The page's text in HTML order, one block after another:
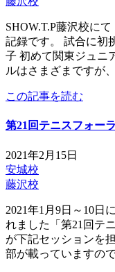
SHOW.T.P藤沢校に
記録です。 試合に初
子 初めて関東ジュニ
ルはさまざまですが
この記事を読む
第21回テニスフォー
2021年2月15日
安城校
藤沢校
2021年1月9日～10日
れました「第21回テ
が下記セッションを
部が載っていますの